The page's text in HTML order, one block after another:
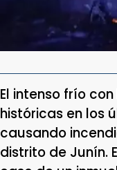
El intenso frío
históricas en los
causando
distrito de Junín.